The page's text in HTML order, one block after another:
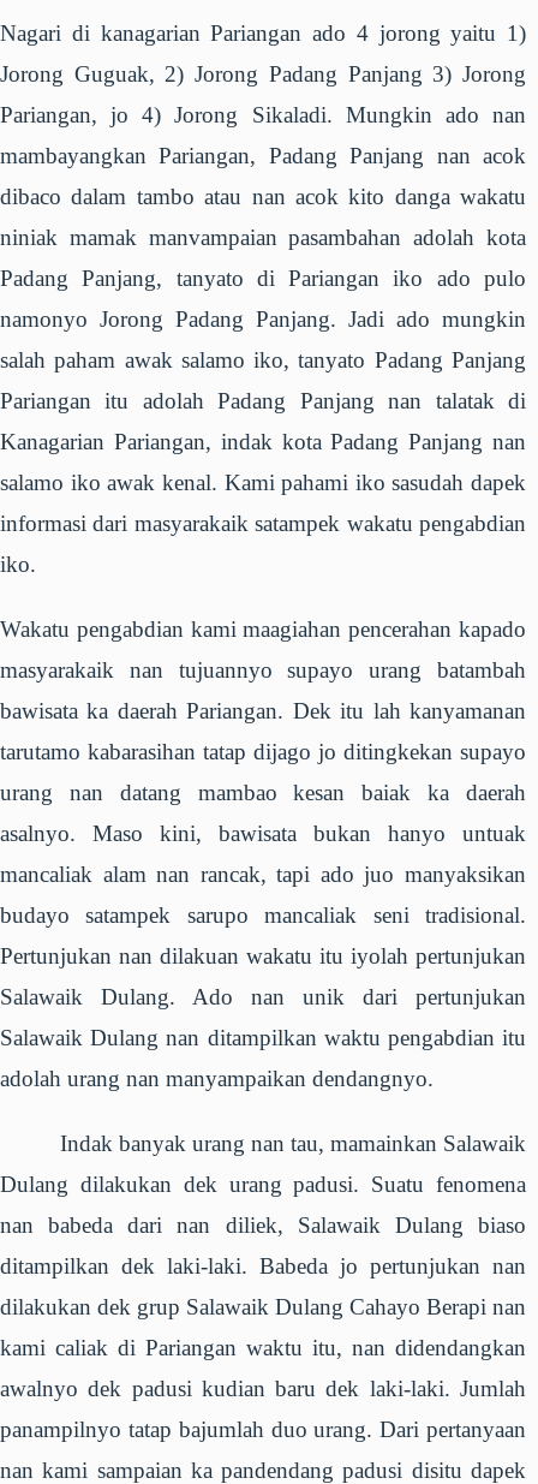
Nagari di kanagarian Pariangan ado 4 jorong yaitu 1)
Jorong Guguak, 2) Jorong Padang Panjang 3) Jorong
Pariangan, jo 4) Jorong Sikaladi. Mungkin ado nan
mambayangkan Pariangan, Padang Panjang nan acok
dibaco dalam tambo atau nan acok kito danga wakatu
niniak mamak manvampaian pasambahan adolah kota
Padang Panjang, tanyato di Pariangan iko ado pulo
namonyo Jorong Padang Panjang. Jadi ado mungkin
salah paham awak salamo iko, tanyato Padang Panjang
Pariangan itu adolah Padang Panjang nan talatak di
Kanagarian Pariangan, indak kota Padang Panjang nan
salamo iko awak kenal. Kami pahami iko sasudah dapek
informasi dari masyarakaik satampek wakatu pengabdian
iko.
Wakatu pengabdian kami maagiahan pencerahan kapado
masyarakaik nan tujuannyo supayo urang batambah
bawisata ka daerah Pariangan. Dek itu lah kanyamanan
tarutamo kabarasihan tatap dijago jo ditingkekan supayo
urang nan datang mambao kesan baiak ka daerah
asalnyo. Maso kini, bawisata bukan hanyo untuak
mancaliak alam nan rancak, tapi ado juo manyaksikan
budayo satampek sarupo mancaliak seni tradisional.
Pertunjukan nan dilakuan wakatu itu iyolah pertunjukan
Salawaik Dulang. Ado nan unik dari pertunjukan
Salawaik Dulang nan ditampilkan waktu pengabdian itu
adolah urang nan manyampaikan dendangnyo.
Indak banyak urang nan tau, mamainkan Salawaik
Dulang dilakukan dek urang padusi. Suatu fenomena
nan babeda dari nan diliek, Salawaik Dulang biaso
ditampilkan dek laki-laki. Babeda jo pertunjukan nan
dilakukan dek grup Salawaik Dulang Cahayo Berapi nan
kami caliak di Pariangan waktu itu, nan didendangkan
awalnyo dek padusi kudian baru dek laki-laki. Jumlah
panampilnyo tatap bajumlah duo urang. Dari pertanyaan
nan kami sampaian ka pandendang padusi disitu dapek